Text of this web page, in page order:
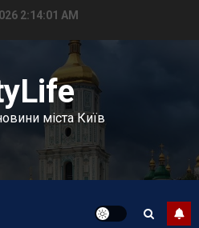
2:14:02 AM
міста Київ